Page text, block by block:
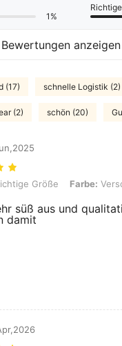
1%
anzeigen
(17) schnelle Logistik (2)
(2) schön (20)
Größe, Farbe:
Größe Farbe:
süß aus und
damit